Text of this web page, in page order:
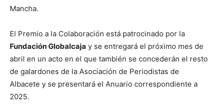
Mancha.
El Premio a la Colaboración está patrocinado por la
Fundación Globalcaja y se entregará el próximo mes de
abril en un acto en el que también se concederán el resto
de galardones de la Asociación de Periodistas de
Albacete y se presentará el Anuario correspondiente a
2025.